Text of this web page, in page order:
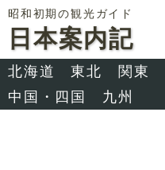
昭和初期の観光ガイド
日本案内記
北海道 東北 関東
中国・四国
九州